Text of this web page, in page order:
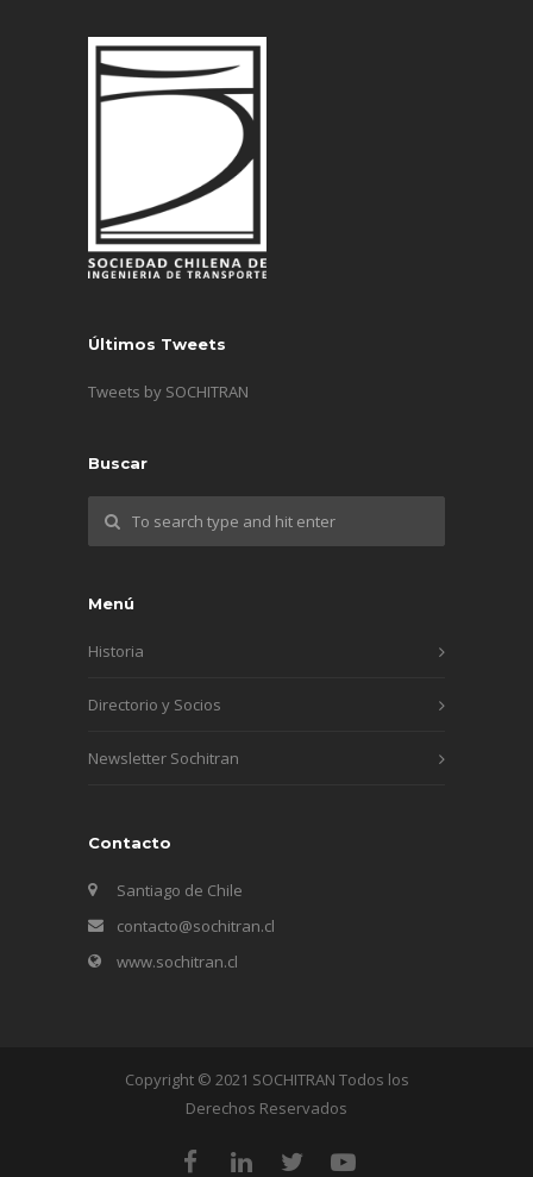
Últimos Tweets
Tweets by SOCHITRAN
Buscar
Menú
Historia
Directorio y Socios
Newsletter Sochitran
Contacto
Santiago de Chile
contacto@sochitran.cl
www.sochitran.cl
Copyright © 2021 SOCHITRAN Todos los
Derechos Reservados